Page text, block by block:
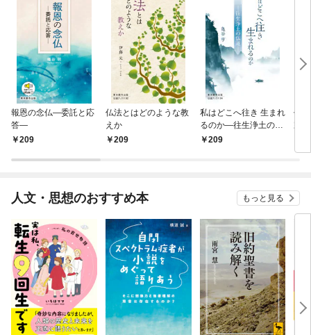
報恩の念仏―委託と応
答―
209
仏法とはどのような教
えか
209
私はどこへ往き 生まれ
るのか―往生浄土の仏
道―209
仏
宗
人文・思想のおすすめ本 もっと見る